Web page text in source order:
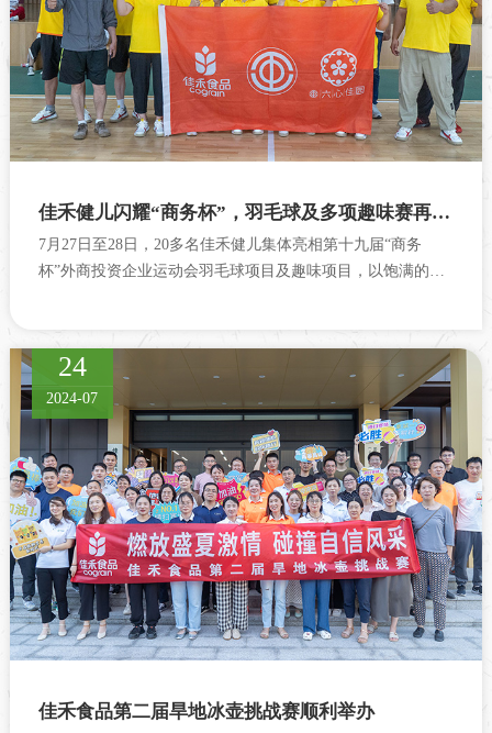
佳禾健儿闪耀“商务杯”，羽毛球及多项趣味赛再创佳绩
7月27日至28日，20多名佳禾健儿集体亮相第十九届“商务
杯”外商投资企业运动会羽毛球项目及趣味项目，以饱满的热
24
2024-07
佳禾食品第二届旱地冰壶挑战赛顺利举办